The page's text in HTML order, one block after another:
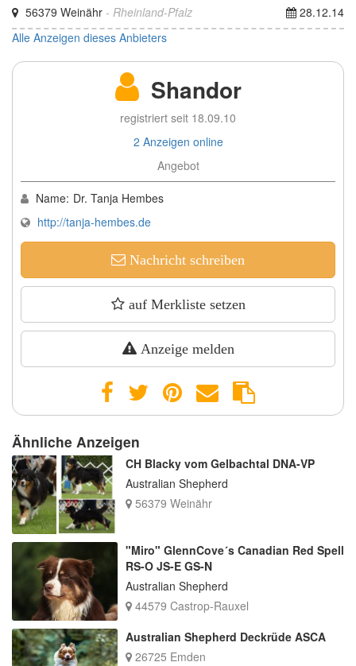
56379 Weinähr - Rheinland-Pfalz
28.12.14
Alle Anzeigen dieses Anbieters
Shandor
registriert seit 18.09.10
2 Anzeigen online
Angebot
Name: Dr. Tanja Hembes
http://tanja-hembes.de
Nachricht schreiben
auf Merkliste setzen
Anzeige melden
Ähnliche Anzeigen
CH Blacky vom Gelbachtal DNA-VP
Australian Shepherd
56379 Weinähr
"Miro" GlennCove´s Canadian Red Spell
RS-O JS-E GS-N
Australian Shepherd
44579 Castrop-Rauxel
Australian Shepherd Deckrüde ASCA
26725 Emden